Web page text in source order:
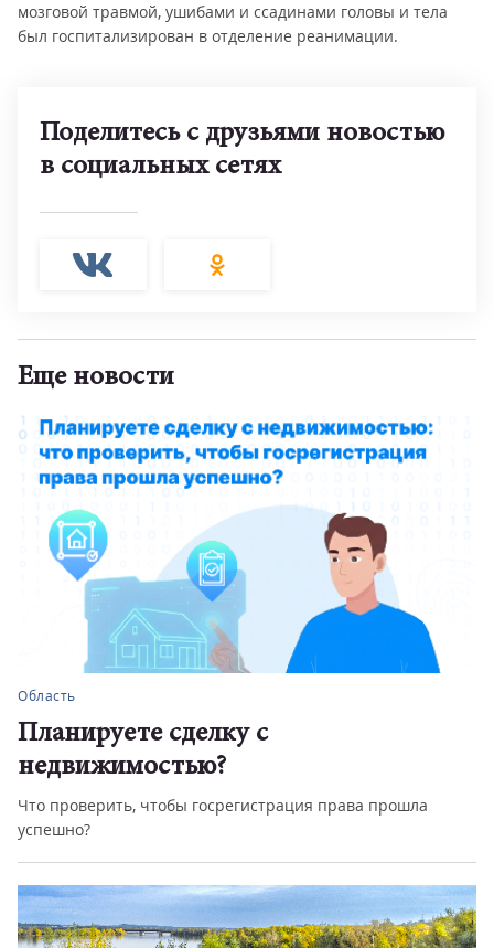
мозговой травмой, ушибами и ссадинами головы и тела
был госпитализирован в отделение реанимации.
Поделитесь с друзьями новостью
в социальных сетях
Еще новости
Область
Планируете сделку с
недвижимостью?
Что проверить, чтобы госрегистрация права прошла
успешно?